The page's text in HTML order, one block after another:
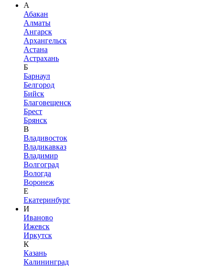
А
Абакан
Алматы
Ангарск
Архангельск
Астана
Астрахань
Б
Барнаул
Белгород
Бийск
Благовещенск
Брест
Брянск
В
Владивосток
Владикавказ
Владимир
Волгоград
Вологда
Воронеж
Е
Екатеринбург
И
Иваново
Ижевск
Иркутск
К
Казань
Калининград